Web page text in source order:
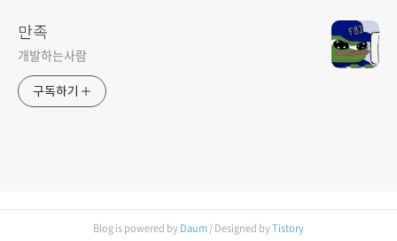
만족
개발하는사람
구독하기
Blog is powered by Daum/ Designed byTistory